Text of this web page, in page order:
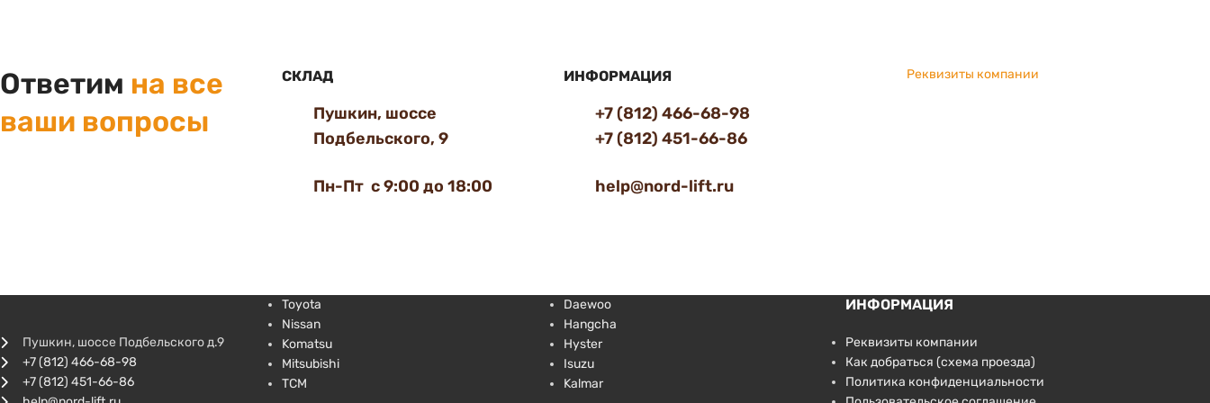
Ответим на все
ваши вопросы
СКЛАД
Пушкин, шоссе
Подбельского, 9
Пн-Пт с 9:00 до 18:00
ИНФОРМАЦИЯ
+7 (812) 466-68-98
+7 (812) 451-66-86
help@nord-lift.ru
Реквизиты компании
Пушкин, шоссе Подбельского д.9
+7 (812) 466-68-98
+7 (812) 451-66-86
Toyota
Nissan
Komatsu
Mitsubishi
TCM
Daewoo
Hangcha
Hyster
Isuzu
Kalmar
ИНФОРМАЦИЯ
Реквизиты компании
Как добраться (схема проезда)
Политика конфиденциальности